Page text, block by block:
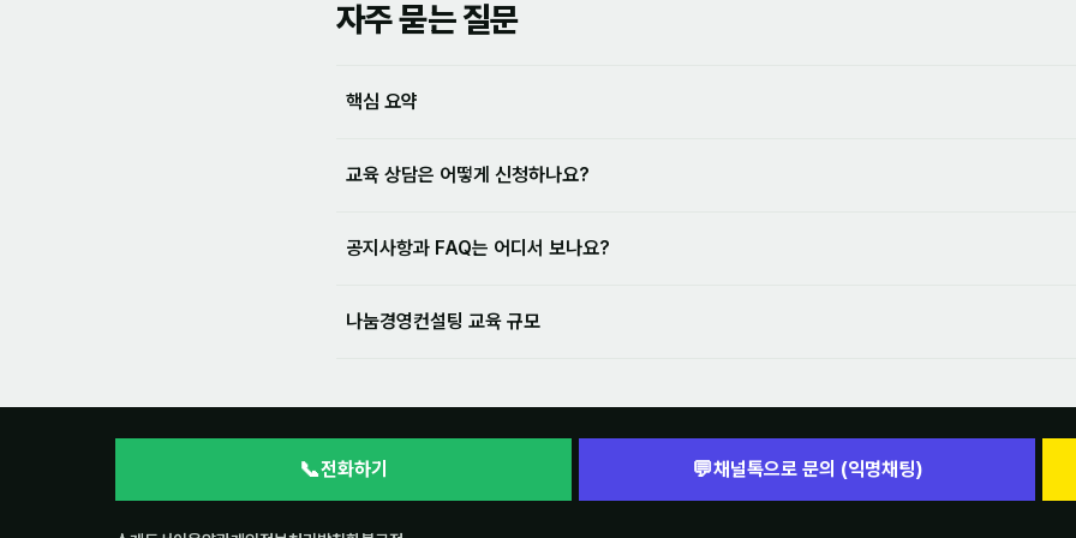
자주 묻는 질문
핵심 요약
교육 상담은 어떻게 신청하나요?
공지사항과 FAQ는 어디서 보나요?
나눔경영컨설팅 교육 규모
📞전화하기 💬채널톡으로 문의 (익명채팅)